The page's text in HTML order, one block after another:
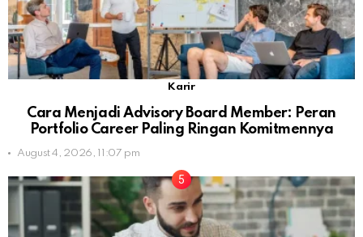
Karir
Cara Menjadi Advisory Board Member: Peran
Portfolio Career Paling Ringan Komitmennya
August 4, 2026, 11:07 pm